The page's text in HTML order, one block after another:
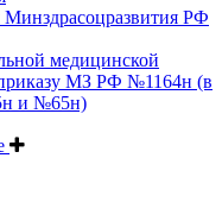
РФ
медицинской
МЗ РФ №1164н (в
и №65н)